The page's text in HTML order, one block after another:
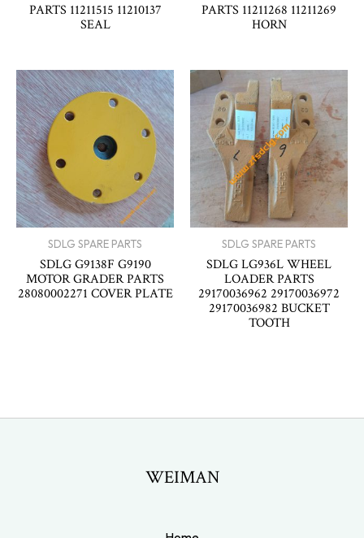
PARTS 11211515 11210137
SEAL
PARTS 11211268 11211269
HORN
SDLG SPARE PARTS
SDLG G9138F G9190
MOTOR GRADER PARTS
28080002271 COVER PLATE
SDLG SPARE PARTS
SDLG LG936L WHEEL
LOADER PARTS
29170036962 29170036972
29170036982 BUCKET
TOOTH
WEIMAN